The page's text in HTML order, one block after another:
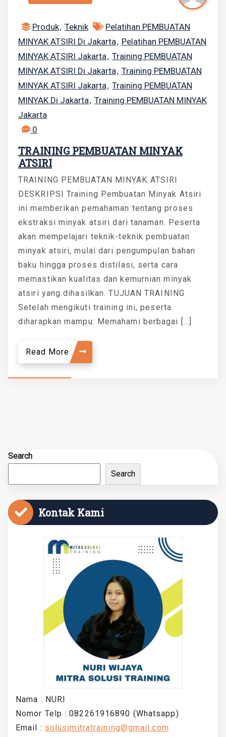
Produk, Teknik
Pelatihan PEMBUATAN
MINYAK ATSIRI Di Jakarta, Pelatihan PEMBUATAN
MINYAK ATSIRI Jakarta, Training PEMBUATAN
MINYAK ATSIRI Di Jakarta, Training PEMBUATAN
MINYAK ATSIRI Jakarta, Training PEMBUATAN
MINYAK Di Jakarta, Training PEMBUATAN MINYAK
Jakarta
0
TRAINING PEMBUATAN MINYAK
ATSIRI
TRAINING PEMBUATAN MINYAK ATSIRI
DESKRIPSI Training Pembuatan Minyak Atsiri
ini memberikan pemahaman tentang proses
ekstraksi minyak atsiri dari tanaman. Peserta
akan mempelajari teknik-teknik pembuatan
minyak atsiri, mulai dari pengumpulan bahan
baku hingga proses distilasi, serta cara
memastikan kualitas dan kemurnian minyak
atsiri yang dihasilkan. TUJUAN TRAINING
Setelah mengikuti training ini, peserta
diharapkan mampu: Memahami berbagai […]
Read More
Search
Search
Kontak Kami
Nama : NURI
Nomor Telp : 082261916890 (Whatsapp)
Email : solusimitratraining@gmail.com